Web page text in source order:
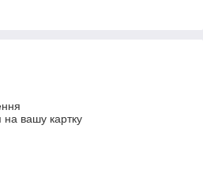
на вашу картку